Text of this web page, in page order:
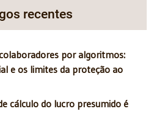
recentes
por algoritmos:
e os limites da proteção ao
cálculo do lucro presumido é